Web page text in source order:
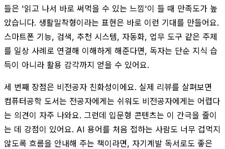
들은 '읽고 나서 바로 써먹을 수 있는 느낌'이 들 때 만족도가 높
았습니다. 생활밀착형이라는 표현은 바로 이런 기대를 만들어요.
스마트폰 기능, 검색, 추천 시스템, 자동화, 업무 도구 같은 주제
를 일상 사례로 연결해 이해하게 해준다면, 독자는 단순 지식 습
득이 아니라 활용 감각까지 얻을 수 있어요.
세 번째 장점은 비전공자 친화성이에요. 실제 리뷰를 살펴보면
컴퓨터공학 도서는 전공자에게는 쉬워도 비전공자에게는 어렵다
는 의견이 자주 나와요. 그런데 입문형 콘텐츠는 이 간극을 줄이
는 데 강점이 있어요. AI 용어를 처음 접하는 사람도 너무 겁먹지
않도록 흐름을 안내해 주는 책이라면, 자기계발 독서로도 좋은